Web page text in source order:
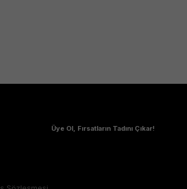
Üye Ol, Fırsatların Tadını Çıkar!